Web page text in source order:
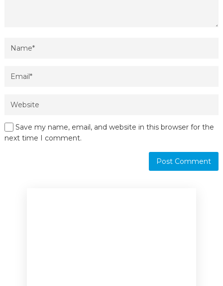
Save my name, email, and website in this browser for the
next time I comment.